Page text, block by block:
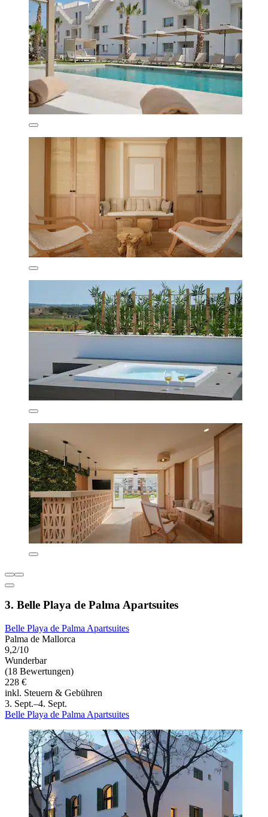
3. Belle Playa de Palma Apartsuites
Belle Playa de Palma Apartsuites
Palma de Mallorca
9,2/10
Wunderbar
(18 Bewertungen)
228 €
inkl. Steuern & Gebühren
3. Sept.–4. Sept.
Belle Playa de Palma Apartsuites